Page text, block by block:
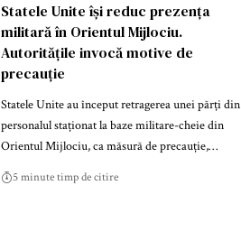
Statele Unite își reduc prezența
militară în Orientul Mijlociu.
Autoritățile invocă motive de
precauție
Statele Unite au început retragerea unei părți din
personalul staționat la baze militare-cheie din
Orientul Mijlociu, ca măsură de precauție,…
5 minute timp de citire